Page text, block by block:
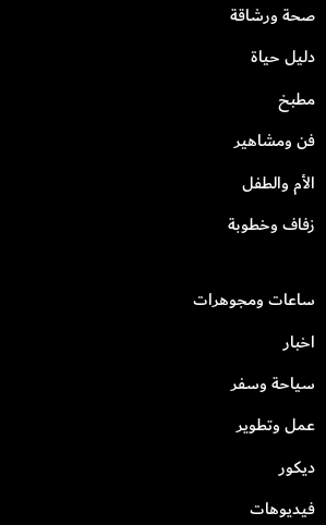
صحة ورشاقة
دليل حياة
مطبخ
فن ومشاهير
الأم والطفل
زفاف وخطوبة
ساعات ومجوهرات
اخبار
سياحة وسفر
عمل وتطوير
ديكور
فيديوهات